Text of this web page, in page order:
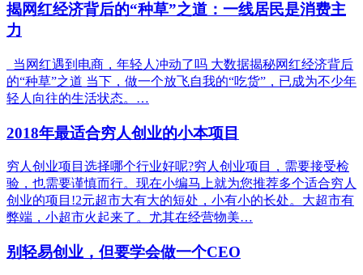
揭网红经济背后的“种草”之道：一线居民是消费主
力
当网红遇到电商，年轻人冲动了吗 大数据揭秘网红经济背后
的“种草”之道 当下，做一个放飞自我的“吃货”，已成为不少年
轻人向往的生活状态。…
2018年最适合穷人创业的小本项目
穷人创业项目选择哪个行业好呢?穷人创业项目，需要接受检
验，也需要谨慎而行。现在小编马上就为您推荐多个适合穷人
创业的项目!2元超市大有大的短处，小有小的长处。大超市有
弊端，小超市火起来了。尤其在经营物美…
别轻易创业，但要学会做一个CEO